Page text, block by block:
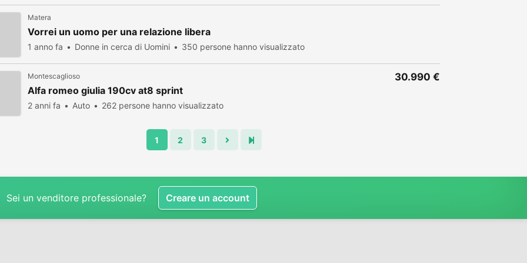
Matera
Vorrei un uomo per una relazione libera
1 anno fa Donne in cerca di Uomini 350 persone hanno visualizzato
Montescaglioso
Alfa romeo giulia 190cv at8 sprint
2 anni fa Auto 262 persone hanno visualizzato
30.990 €
1 2 3
Sei un venditore professionale? Creare un account